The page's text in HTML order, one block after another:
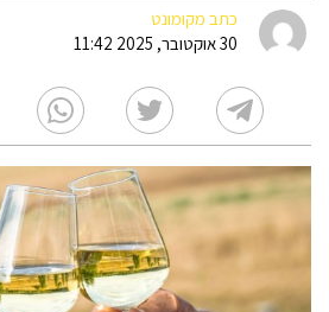
כתב מקומונט
30 אוקטובר, 2025 11:42